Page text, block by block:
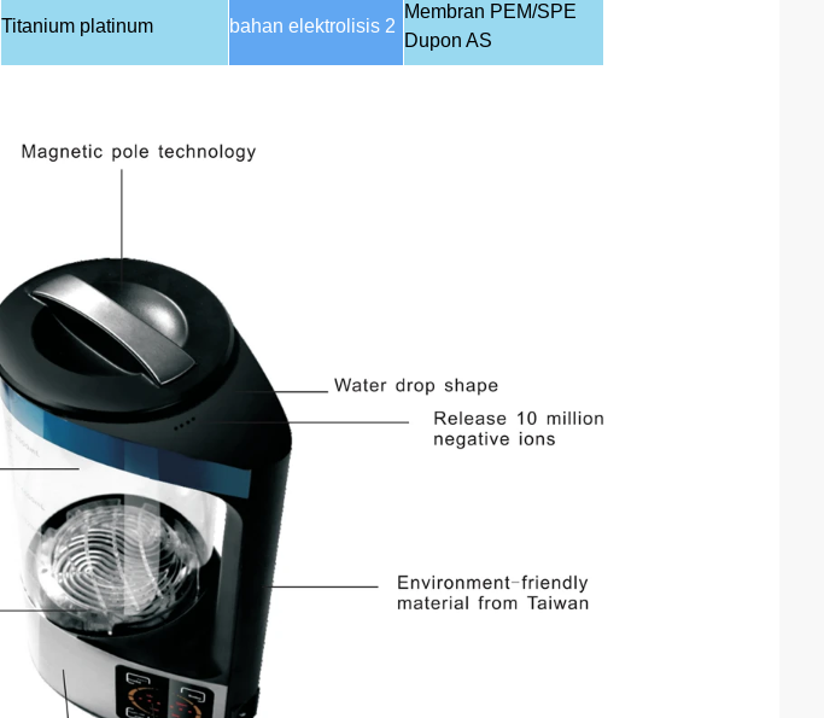
Titanium platinum bahan elektrolisis 2
Membran PEM/SPE
Dupon AS